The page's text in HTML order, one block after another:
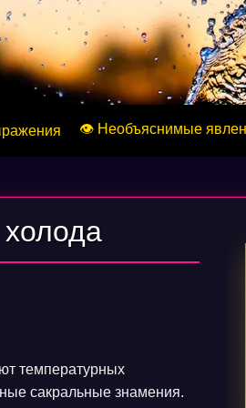
👁️ Необъяснимые
температурных
сакральные знамения.